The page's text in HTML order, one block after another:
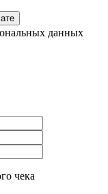
оплате
данных
чека